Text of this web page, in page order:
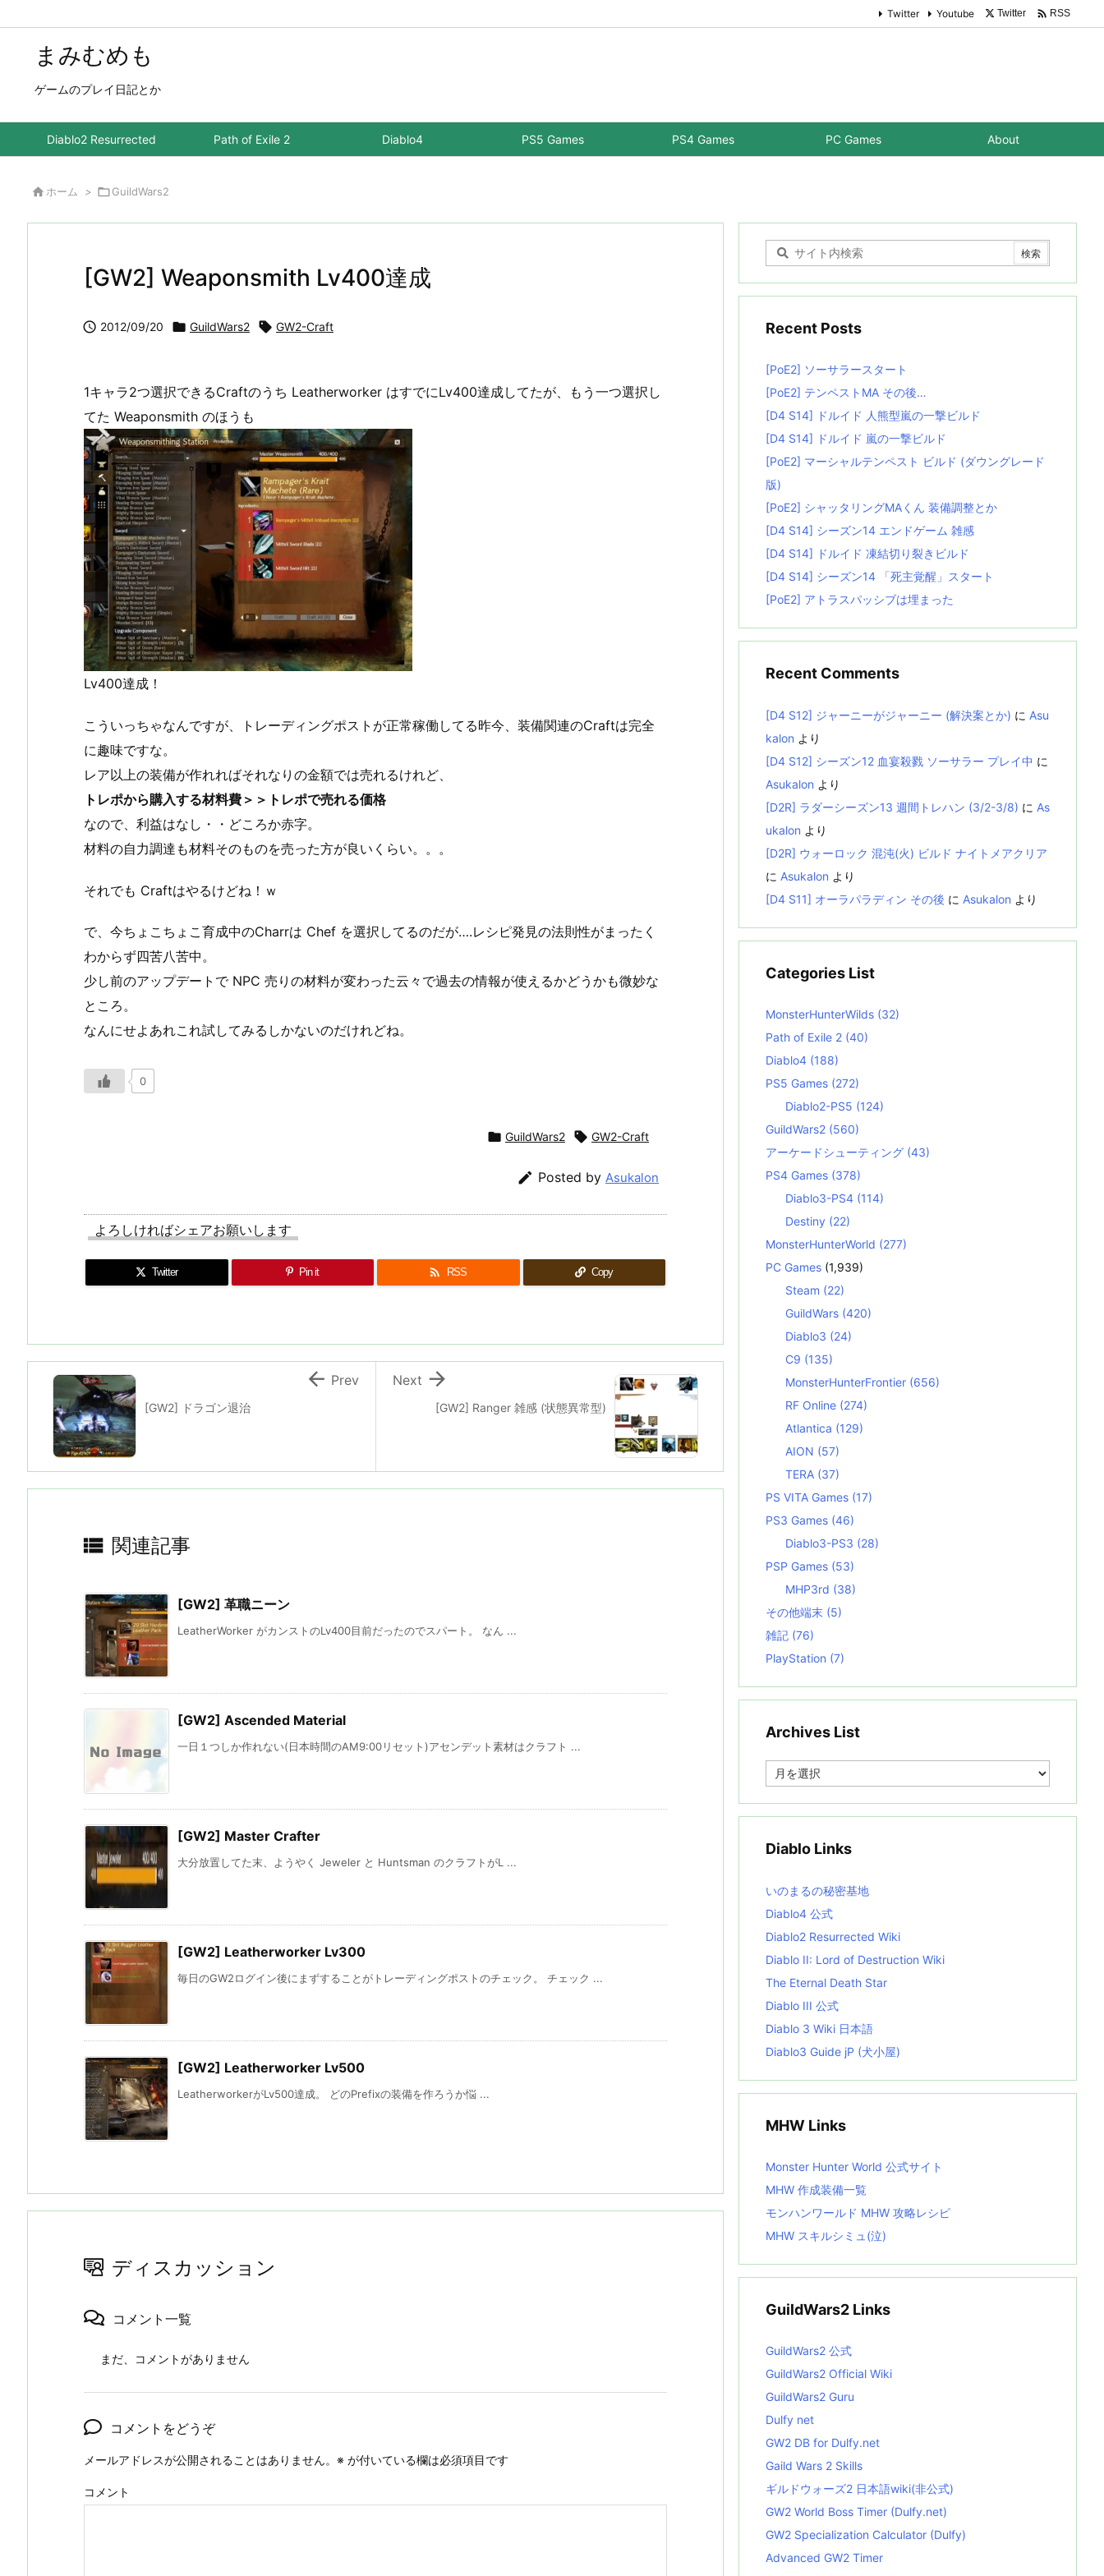
まみむめも
ゲームのプレイ日記とか
Diablo2 Resurrected Path of Exile 2 Diablo4 PS5 Games PS4 Games PC Games About
Twitter Youtube Twitter  RSS
 ホーム > GuildWars2
[GW2] Weaponsmith Lv400達成
 2012/09/20  GuildWars2  GW2-Craft
1キャラ2つ選択できるCraftのうち Leatherworker はすでにLv400達成してたが、もう一つ選択し
てた Weaponsmith のほうも
Lv400達成！
こういっちゃなんですが、トレーディングポストが正常稼働してる昨今、装備関連のCraftは完全
に趣味ですな。
レア以上の装備が作れればそれなりの金額では売れるけれど、
トレポから購入する材料費＞＞トレポで売れる価格
なので、利益はなし・・どころか赤字。
材料の自力調達も材料そのものを売った方が良いくらい。。。
それでも Craftはやるけどね！ｗ
で、今ちょこちょこ育成中のCharrは Chef を選択してるのだが….レシピ発見の法則性がまったく
わからず四苦八苦中。
少し前のアップデートで NPC 売りの材料が変わった云々で過去の情報が使えるかどうかも微妙な
ところ。
なんにせよあれこれ試してみるしかないのだけれどね。
0
 GuildWars2  GW2-Craft
 Posted by Asukalon
よろしければシェアお願いします
Twitter Pin it  RSS Copy
[GW2] Ranger 雑感 (状態異常型)

Next
[GW2] ドラゴン退治
 Prev
 関連記事
[GW2] 革職ニーン
LeatherWorker がカンストのLv400目前だったのでスパート。 なん ...
[GW2] Ascended Material
一日１つしか作れない(日本時間のAM9:00リセット)アセンデット素材はクラフト ...
[GW2] Master Crafter
大分放置してた末、ようやく Jeweler と Huntsman のクラフトがL ...
[GW2] Leatherworker Lv300
毎日のGW2ログイン後にまずすることがトレーディングポストのチェック。 チェック ...
[GW2] Leatherworker Lv500
LeatherworkerがLv500達成。 どのPrefixの装備を作ろうか悩 ...
ディスカッション
コメント一覧
まだ、コメントがありません
コメントをどうぞ
メールアドレスが公開されることはありません。 ※ が付いている欄は必須項目です
コメント
Recent Posts
[PoE2] ソーサラースタート
[PoE2] テンペストMA その後…
[D4 S14] ドルイド 人熊型嵐の一撃ビルド
[D4 S14] ドルイド 嵐の一撃ビルド
[PoE2] マーシャルテンペスト ビルド (ダウングレード
版)
[PoE2] シャッタリングMAくん 装備調整とか
[D4 S14] シーズン14 エンドゲーム 雑感
[D4 S14] ドルイド 凍結切り裂きビルド
[D4 S14] シーズン14 「死主覚醒」スタート
[PoE2] アトラスパッシブは埋まった
Recent Comments
[D4 S12] ジャーニーがジャーニー (解決案とか) に Asu
kalon より
[D4 S12] シーズン12 血宴殺戮 ソーサラー プレイ中 に
Asukalon より
[D2R] ラダーシーズン13 週間トレハン (3/2-3/8) に As
ukalon より
[D2R] ウォーロック 混沌(火) ビルド ナイトメアクリア
に Asukalon より
[D4 S11] オーラパラディン その後 に Asukalon より
Categories List
MonsterHunterWilds (32)
Path of Exile 2 (40)
Diablo4 (188)
PS5 Games (272)
Diablo2-PS5 (124)
GuildWars2 (560)
アーケードシューティング (43)
PS4 Games (378)
Diablo3-PS4 (114)
Destiny (22)
MonsterHunterWorld (277)
PC Games (1,939)
Steam (22)
GuildWars (420)
Diablo3 (24)
C9 (135)
MonsterHunterFrontier (656)
RF Online (274)
Atlantica (129)
AION (57)
TERA (37)
PS VITA Games (17)
PS3 Games (46)
Diablo3-PS3 (28)
PSP Games (53)
MHP3rd (38)
その他端末 (5)
雑記 (76)
PlayStation (7)
Archives List
e
i
s
t
Diablo Links
いのまるの秘密基地
Diablo4 公式
Diablo2 Resurrected Wiki
Diablo II: Lord of Destruction Wiki
The Eternal Death Star
Diablo III 公式
Diablo 3 Wiki 日本語
Diablo3 Guide jP (犬小屋)
MHW Links
Monster Hunter World 公式サイト
MHW 作成装備一覧
モンハンワールド MHW 攻略レシピ
MHW スキルシミュ(泣)
GuildWars2 Links
GuildWars2 公式
GuildWars2 Official Wiki
GuildWars2 Guru
Dulfy net
GW2 DB for Dulfy.net
Gaild Wars 2 Skills
ギルドウォーズ2 日本語wiki(非公式)
GW2 World Boss Timer (Dulfy.net)
GW2 Specialization Calculator (Dulfy)
Advanced GW2 Timer